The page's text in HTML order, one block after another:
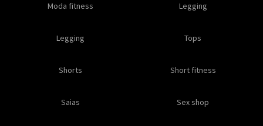
Especial natal Toda loja
Feminino Moda feminina
Moda feminina Moda íntima
Moda fitness Moda praia
Masculino Moda masculino
Moda masculina Moda intima masculina
Acessórios masculinos Moda íntima
Calcinhas Soutiens
Moda fitness Legging
Legging Tops
Shorts Short fitness
Saias Sex shop
Oleos e cremes Comestiveis
Kits Lançamentos
Ofertas Roupas para revender